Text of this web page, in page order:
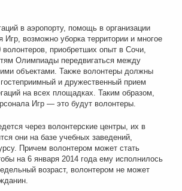
в аэропорту, помощь в организации
Игр, возможно уборка территории и многое
приобретших опыт в Сочи,
Олимпиады передвигаться между
объектами. Также волонтеры должны
гостеприимный и дружественный прием
на всех площадках. Таким образом,
Игр — это будут волонтеры.
через волонтерские центры, их в
они на базе учебных заведений,
Причем волонтером может стать
на 6 января 2014 года ему исполнилось
возраст, волонтером не может